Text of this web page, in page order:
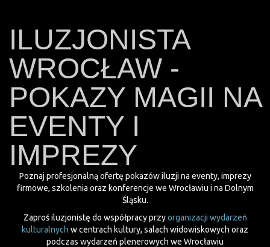
ILUZJONISTA
WROCŁAW -
POKAZY MAGII NA
EVENTY I
IMPREZY
Poznaj profesjonalną ofertę pokazów iluzji na eventy, imprezy
firmowe, szkolenia oraz konferencje we Wrocławiu i na Dolnym
Śląsku.
Zaproś iluzjonistę do współpracy przyorganizacji wydarzeń
kulturalnych w centrach kultury, salach widowiskowych oraz
podczas wydarzeń plenerowych we Wrocławiu